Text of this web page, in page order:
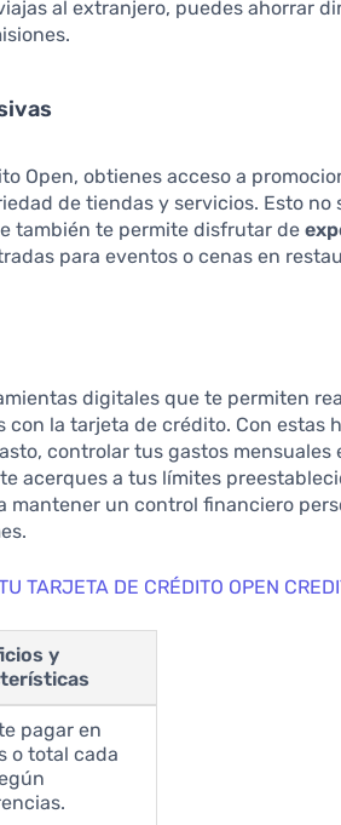
al extranjero, puedes ahorrar
Open, obtienes acceso a
de tiendas y servicios. Esto no
también te permite disfrutar de
para eventos o cenas en
digitales que te permiten
con la tarjeta de crédito. Con estas
controlar tus gastos mensuales
acerques a tus límites
mantener un control financiero
TARJETA DE CRÉDITO OPEN
y
pagar en
o total cada